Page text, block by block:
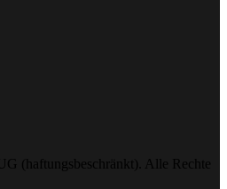
(haftungsbeschränkt). Alle Rechte